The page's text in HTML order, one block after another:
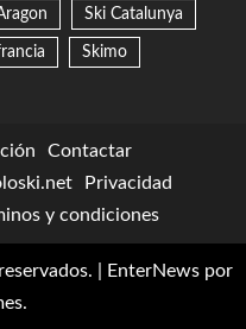
Ski Catalunya
Skimo
Contactar
Privacidad
y condiciones
EnterNews por